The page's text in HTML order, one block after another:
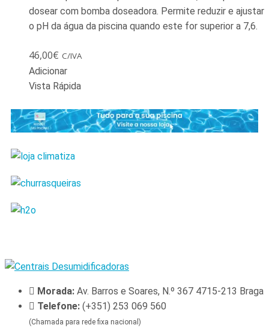
dosear com bomba doseadora. Permite reduzir e ajustar
o pH da água da piscina quando este for superior a 7,6.
46,00€ C/IVA
Adicionar
Vista Rápida
Morada: Av. Barros e Soares, N.º 367 4715-213 Braga
Telefone: (+351) 253 069 560
(Chamada para rede fixa nacional)